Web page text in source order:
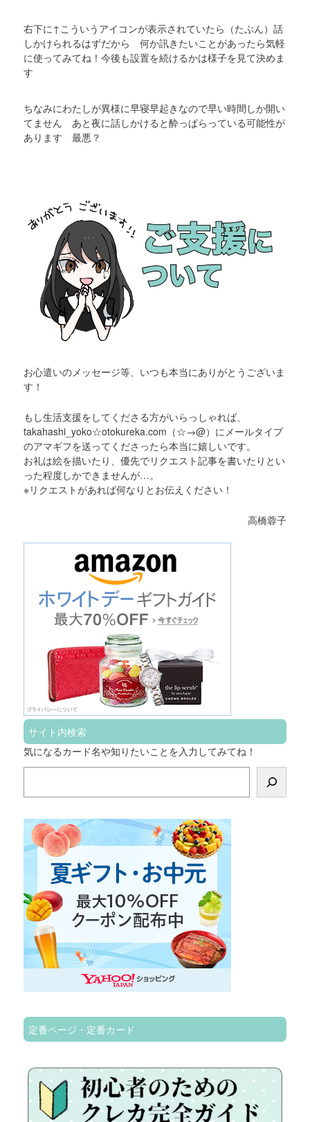
右下に↑こういうアイコンが表示されていたら（たぶん）話
しかけられるはずだから 何か訊きたいことがあったら気軽
に使ってみてね！今後も設置を続けるかは様子を見て決めま
す
ちなみにわたしが異様に早寝早起きなので早い時間しか開い
てません あと夜に話しかけると酔っぱらっている可能性が
あります 最悪？
お心遣いのメッセージ等、いつも本当にありがとうございま
す！
もし生活支援をしてくださる方がいらっしゃれば、
takahashi_yoko☆otokureka.com（☆→@）にメールタイプ
のアマギフを送ってくださったら本当に嬉しいです。
お礼は絵を描いたり、優先でリクエスト記事を書いたりとい
った程度しかできませんが…。
※リクエストがあれば何なりとお伝えください！
高橋蓉子
サイト内検索
気になるカード名や知りたいことを入力してみてね！
定番ページ・定番カード